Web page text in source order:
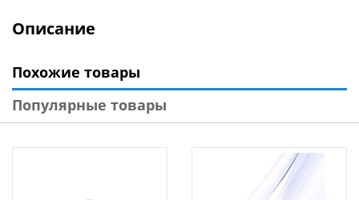
Описание
Похожие товары
Популярные товары